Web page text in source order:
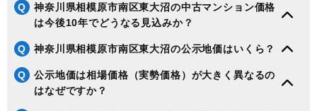
Q
神奈川県相模原市南区東大沼の中古マンション価格
は今後10年でどうなる見込みか？
Q 神奈川県相模原市南区東大沼の公示地価はいくら？
Q
公示地価は相場価格（実勢価格）が大きく異なるの
はなぜですか？